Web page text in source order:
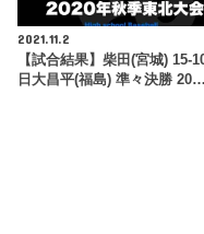
2021.11.2
【試合結果】柴田(宮城) 15-
日大昌平(福島) 準々決勝 20…